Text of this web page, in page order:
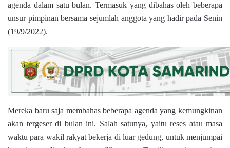
agenda dalam satu bulan. Termasuk yang dibahas oleh beberapa
unsur pimpinan bersama sejumlah anggota yang hadir pada Senin
(19/9/2022).
Mereka baru saja membahas beberapa agenda yang kemungkinan
akan tergeser di bulan ini. Salah satunya, yaitu reses atau masa
waktu para wakil rakyat bekerja di luar gedung, untuk menjumpai